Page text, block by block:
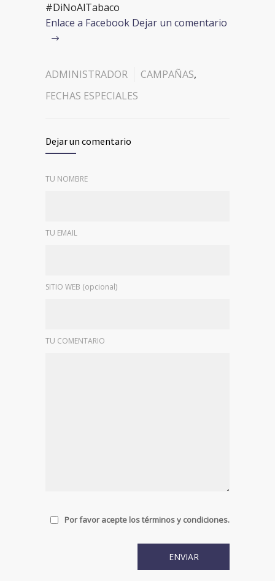
#DiNoAlTabaco
Enlace a Facebook Dejar un comentario
ADMINISTRADOR CAMPAÑAS,
FECHAS ESPECIALES
Dejar un comentario
TU NOMBRE
TU EMAIL
SITIO WEB (opcional)
TU COMENTARIO
Por favor acepte los términos y condiciones.